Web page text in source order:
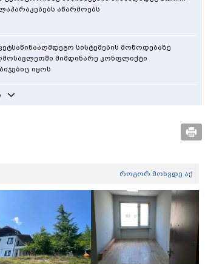
აწარმოებს
სისტემების მოწოდებაზე
მიმდინარე კონფლიქტი
იყოს
როგორ მოხვდე აქ